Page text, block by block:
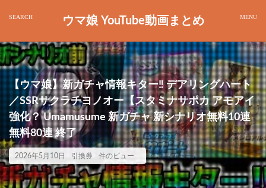
ウマ娘 YouTube動画まとめ
【ウマ娘】新ガチャ情報キター‼ デアリングハート
／SSRサクラチヨノオー【スタミナサポカ アモアイ
強化？ Umamusume 新ガチャ 新シナリオ無料10連
無料80連 終了
2026年5月10日 引換券 件のビュー